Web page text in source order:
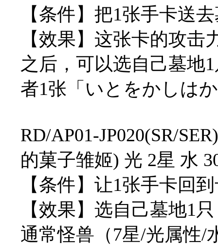
【条件】把1张手卡送
【效果】这张卡的攻
之后，可以选自己墓地
者1张「いとをかしは
RD/AP01-JP020(SR/
的菓子雏姬) 光 2星 水
【条件】让1张手卡回
【效果】选自己墓地1
通常怪兽（7星/光属性/